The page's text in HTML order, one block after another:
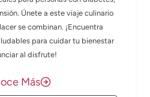
Únete a este viaje culinario
se combinan. ¡Encuentra
para cuidar tu bienestar
al disfrute!
Más